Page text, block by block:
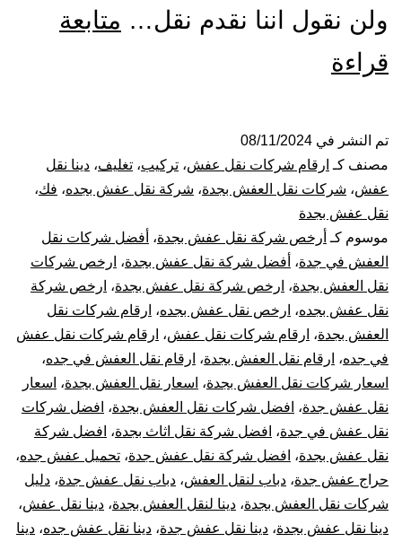
ولن نقول اننا نقدم نقل… متابعة
قراءة
نقل
عفش
بجدة
نقل
اثاث
فك
تركيب
تغليف
تعقيم
تم النشر في 08/11/2024
مصنف كـ ارقام شركات نقل عفش، تركيب، تغليف، دينا نقل
عفش، شركات نقل العفش بجدة، شركة نقل عفش بجده، فك،
نقل عفش بجدة
موسوم كـ أرخص شركة نقل عفش بجدة، أفضل شركات نقل
العفش في جدة، أفضل شركة نقل عفش بجدة، ارخص شركات
نقل العفش بجدة، ارخص شركة نقل عفش بجدة، ارخص شركة
نقل عفش بجده، ارخص نقل عفش بجده، ارقام شركات نقل
العفش بجدة، ارقام شركات نقل عفش، ارقام شركات نقل عفش
في جده، ارقام نقل العفش بجدة، ارقام نقل العفش في جده،
اسعار شركات نقل العفش بجدة، اسعار نقل العفش بجدة، اسعار
نقل عفش جدة، افضل شركات نقل العفش بجدة، افضل شركات
نقل عفش في جدة، افضل شركة نقل اثاث بجدة، افضل شركة
نقل عفش بجدة، افضل شركة نقل عفش جدة، تحميل عفش جده،
حراج عفش جدة، دباب لنقل العفش، دباب نقل عفش جدة، دليل
شركات نقل العفش بجدة، دينا لنقل العفش بجدة، دينا نقل عفش،
دينا نقل عفش بجدة، دينا نقل عفش جدة، دينا نقل عفش جده، دينا